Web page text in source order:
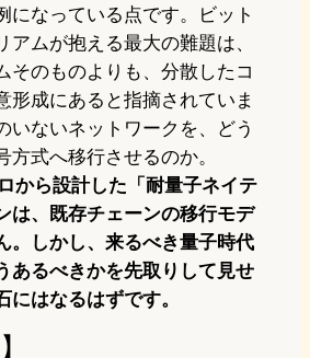
になっている点です。ビット
アムが抱える最大の難題は、
そのものよりも、分散したコ
形成にあると指摘されていま
いないネットワークを、どう
方式へ移行させるのか。
から設計した「耐量子ネイテ
は、既存チェーンの移行モデ
。しかし、来るべき量子時代
あるべきかを先取りして見せ
にはなるはずです。